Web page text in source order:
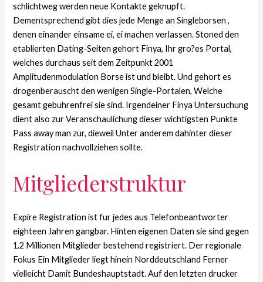
schlichtweg werden neue Kontakte geknupft.
Dementsprechend gibt dies jede Menge an Singleborsen ,
denen einander einsame ei, ei machen verlassen. Stoned den
etablierten Dating-Seiten gehort Finya, Ihr gro?es Portal,
welches durchaus seit dem Zeitpunkt 2001
Amplitudenmodulation Borse ist und bleibt. Und gehort es
drogenberauscht den wenigen Single-Portalen, Welche
gesamt gebuhrenfrei sie sind. Irgendeiner Finya Untersuchung
dient also zur Veranschaulichung dieser wichtigsten Punkte
Pass away man zur, dieweil Unter anderem dahinter dieser
Registration nachvollziehen sollte.
Mitgliederstruktur
Expire Registration ist fur jedes aus Telefonbeantworter
eighteen Jahren gangbar. Hinten eigenen Daten sie sind gegen
1.2 Millionen Mitglieder bestehend registriert. Der regionale
Fokus Ein Mitglieder liegt hinein Norddeutschland Ferner
vielleicht Damit Bundeshauptstadt. Auf den letzten drucker